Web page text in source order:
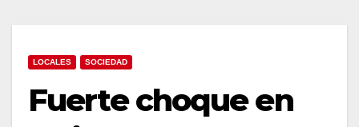
LOCALES SOCIEDAD
Fuerte choque en